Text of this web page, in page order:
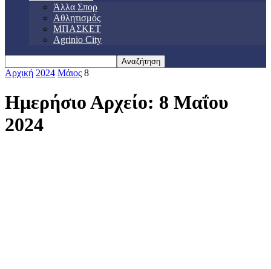
Άλλα Σπορ
Αθλητισμός
ΜΠΑΣΚΕΤ
Agrinio City
Αρχική 2024 Μάιος 8
Ημερήσιο Αρχείο: 8 Μαΐου
2024